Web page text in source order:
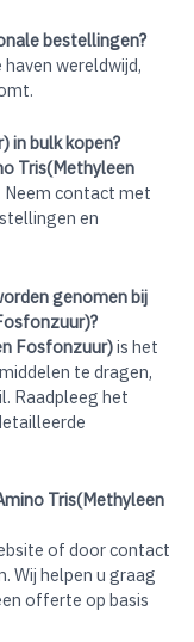
bestellingen?
haven wereldwijd,
in bulk kopen?
Tris(Methyleen
Neem contact met
en
genomen bij
Fosfonzuur)is het
te dragen,
Raadpleeg het
Tris(Methyleen
of door contact
Wij helpen u graag
offerte op basis